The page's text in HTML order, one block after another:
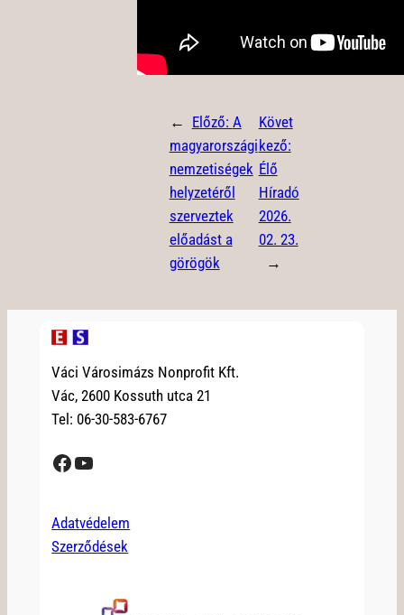
← Előző: A
magyarországi
nemzetiségek
helyzetéről
szerveztek
előadást a
görögök
Követ
kező:
Élő
Híradó
2026.
02. 23.
→
Váci Városimázs Nonprofit Kft.
Vác, 2600 Kossuth utca 21
Tel: 06-30-583-6767
Facebook YouTube
Adatvédelem
Szerződések